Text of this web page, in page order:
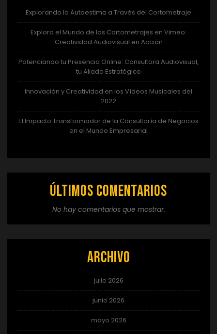
Explorando la Autoestima a Través del Cortometraje
Explora el Mundo de los Cortometrajes en Vimeo:
Creatividad Audiovisual en Acción
Potenciando tu Presencia Online: Consultora Audiovisual,
tu Aliado Estratégico
Innovación y Creatividad en los Vídeos Musicales del
2022
El Impacto Transformador de la Consultoría de Negocios
en el Mundo Empresarial
Últimos comentarios
No hay comentarios que mostrar.
Archivo
julio 2026
junio 2026
mayo 2026